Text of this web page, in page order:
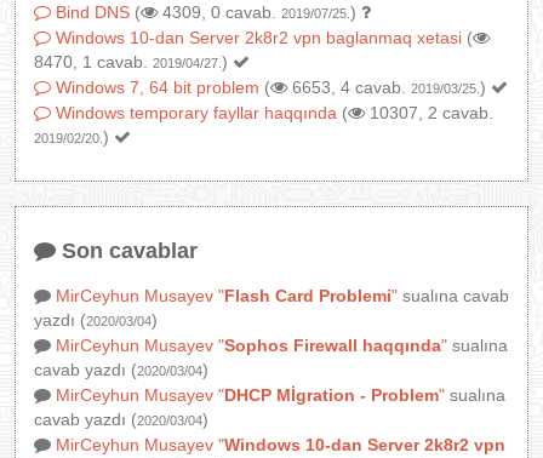
Bind DNS ( 4309, 0 cavab. 2019/07/25. )
Windows 10-dan Server 2k8r2 vpn baglanmaq xetasi (
8470, 1 cavab.
2019/04/27. )
Windows 7, 64 bit problem ( 6653, 4 cavab. 2019/03/25. )
Windows temporary fayllar haqqında ( 10307, 2 cavab.
2019/02/20. )
Son cavablar
MirCeyhun Musayev "Flash Card Problemi" sualına cavab
yazdı (2020/03/04)
MirCeyhun Musayev "Sophos Firewall haqqında" sualına
cavab yazdı (2020/03/04)
MirCeyhun Musayev "DHCP Mİgration - Problem" sualına
cavab yazdı (2020/03/04)
MirCeyhun Musayev "Windows 10-dan Server 2k8r2 vpn